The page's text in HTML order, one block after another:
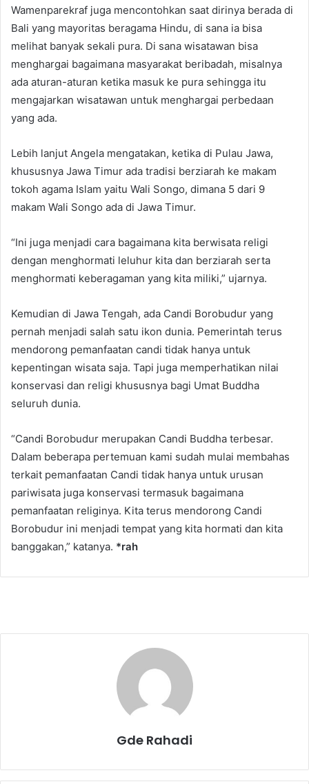
Wamenparekraf juga mencontohkan saat dirinya berada di
Bali yang mayoritas beragama Hindu, di sana ia bisa
melihat banyak sekali pura. Di sana wisatawan bisa
menghargai bagaimana masyarakat beribadah, misalnya
ada aturan-aturan ketika masuk ke pura sehingga itu
mengajarkan wisatawan untuk menghargai perbedaan
yang ada.
Lebih lanjut Angela mengatakan, ketika di Pulau Jawa,
khususnya Jawa Timur ada tradisi berziarah ke makam
tokoh agama Islam yaitu Wali Songo, dimana 5 dari 9
makam Wali Songo ada di Jawa Timur.
“Ini juga menjadi cara bagaimana kita berwisata religi
dengan menghormati leluhur kita dan berziarah serta
menghormati keberagaman yang kita miliki,” ujarnya.
Kemudian di Jawa Tengah, ada Candi Borobudur yang
pernah menjadi salah satu ikon dunia. Pemerintah terus
mendorong pemanfaatan candi tidak hanya untuk
kepentingan wisata saja. Tapi juga memperhatikan nilai
konservasi dan religi khususnya bagi Umat Buddha
seluruh dunia.
“Candi Borobudur merupakan Candi Buddha terbesar.
Dalam beberapa pertemuan kami sudah mulai membahas
terkait pemanfaatan Candi tidak hanya untuk urusan
pariwisata juga konservasi termasuk bagaimana
pemanfaatan religinya. Kita terus mendorong Candi
Borobudur ini menjadi tempat yang kita hormati dan kita
banggakan,” katanya. *rah
Gde Rahadi